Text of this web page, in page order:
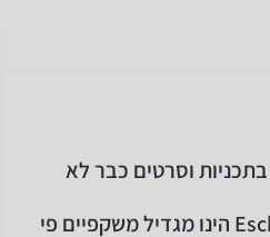
וסרטים כבר לא
ה-maxTV® של Eschenbach הינו מגדיל משקפיים פי